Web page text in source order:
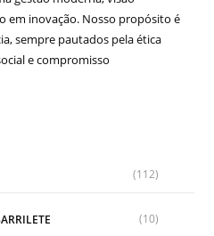
em inovação. Nosso propósito é
sempre pautados pela ética
e compromisso
(112)
(10)